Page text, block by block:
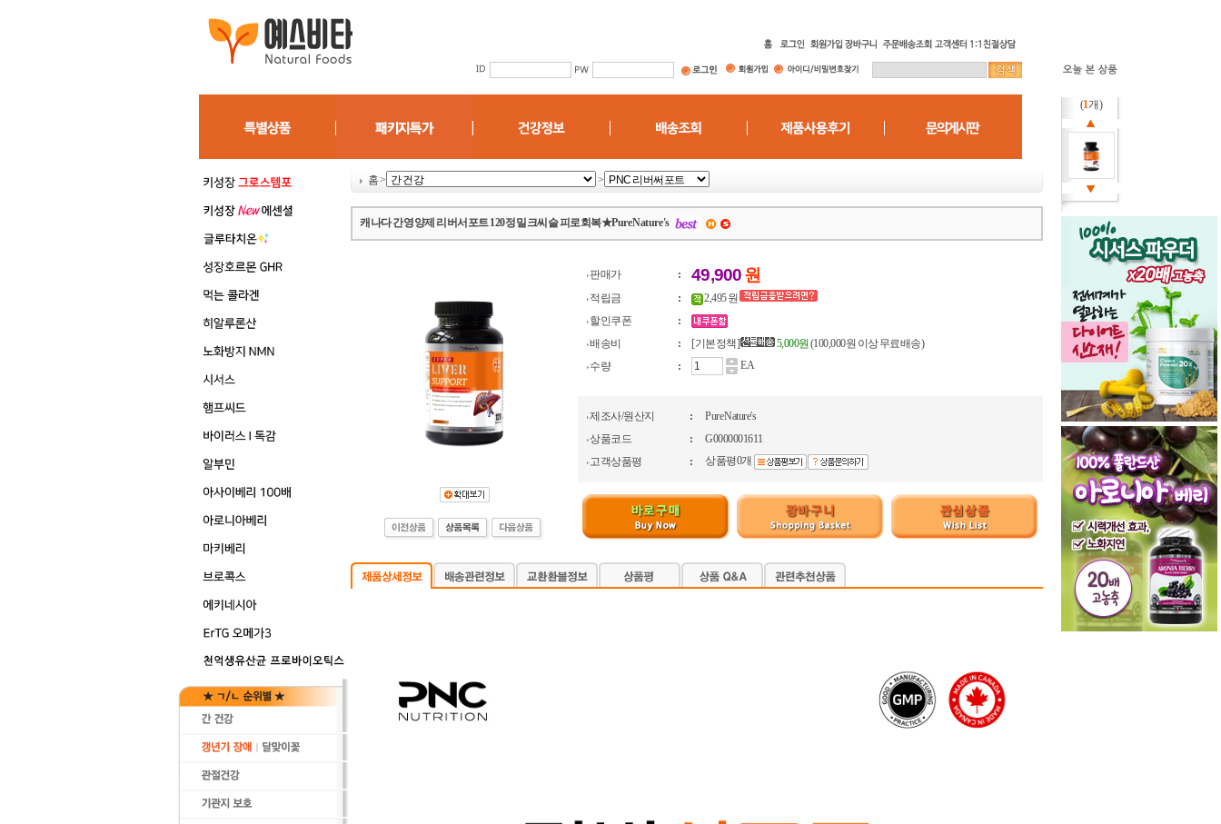
홈> >
캐나다 간 영양제 리버서포트 120정 밀크씨슬 피로회복★Pure Nature's
판매가 : 49,900원
적립금 :
2,495 원
할인쿠폰
:
배송비
: [기본정책] 5,000원 (100,000원 이상 무료배송)
수량
: EA
제조사/원산지 :
Pure Nature's
상품코드
:
G0000001611
고객상품평
: 상품평0개
(1개)